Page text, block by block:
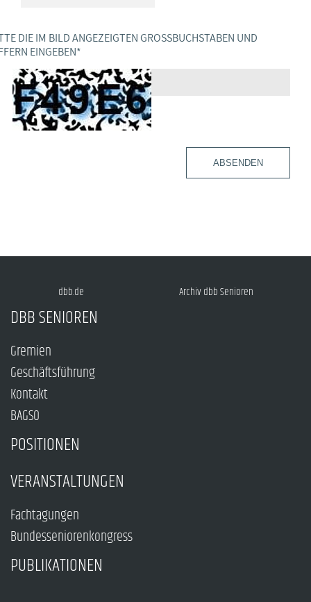
DIE IM BILD ANGEZEIGTEN GROSSBUCHSTABEN UND Z
EINGEBEN *
ABSENDEN
dbb.de Archiv dbb Senioren
DBB SENIOREN
Gremien
Geschäftsführung
Kontakt
BAGSO
POSITIONEN
VERANSTALTUNGEN
Fachtagungen
Bundesseniorenkongress
PUBLIKATIONEN